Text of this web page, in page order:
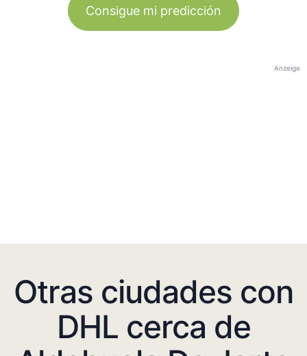
Consigue mi predicción
Anzeige
Otras ciudades con
DHL cerca de